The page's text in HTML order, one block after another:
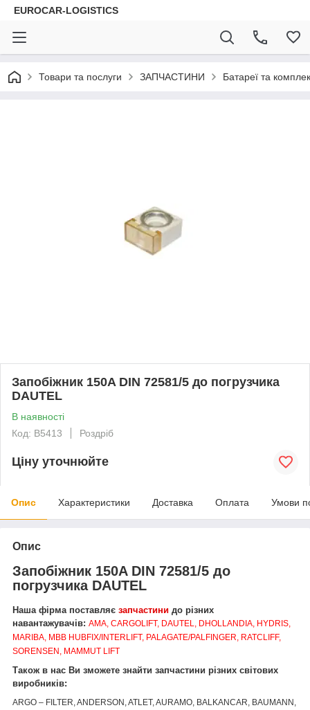
EUROCAR-LOGISTICS
Товари та послуги ЗАПЧАСТИНИ Батареї та
Запобіжник 150A DIN 72581/5 до погрузчика
DAUTEL
В наявності
Код: В5413
Роздріб
Ціну уточнюйте
Опис Характеристики Доставка Оплата Умови
Опис
Запобіжник 150A DIN 72581/5 до
погрузчика DAUTEL
Наша фірма поставляє запчастини до різних
навантажувачів: AMA, CARGOLIFT, DAUTEL, DHOLLANDIA, HYDRIS,
MARIBA, MBB HUBFIX/INTERLIFT, PALAGATE/PALFINGER, RATCLIFF,
SORENSEN, MAMMUT LIFT
Також в нас Ви зможете знайти запчастини різних світових
виробників:
ARGO – FILTER, ANDERSON, ATLET, AURAMO, BALKANCAR, BAUMANN,